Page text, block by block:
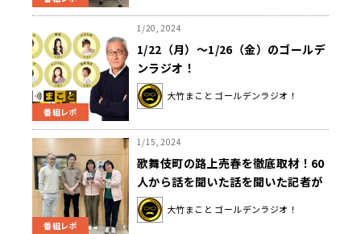
番組レポ
1/20, 2024
1/22（月）～1/26（金）のゴールデ
ンラジオ！
大竹まこと ゴールデンラジオ！
番組レポ
1/15, 2024
歌舞伎町の路上売春を徹底取材！60
人から話を聞いた話を聞いた記者が
明かす女性たちの事情とは？
大竹まこと ゴールデンラジオ！